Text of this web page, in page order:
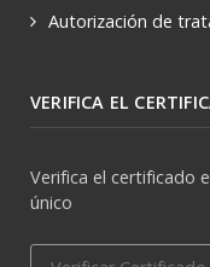
Autorización de
VERIFICA EL
Verifica el certificado
único